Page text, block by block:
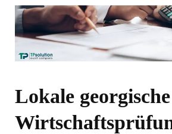
Lokale georgische